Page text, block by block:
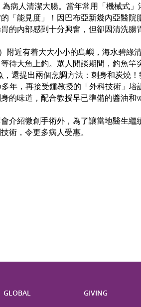
病人清潔大腸。當年常用「機械式
「能見度」！因巴布亞新幾內亞醫
的內部感到十分興奮，但卻因清洗腸
近有着大大小小的島嶼，海水碧綠
待大魚上釣。眾人閒談期間，釣魚
還提出兩個烹調方法：刺身和炭燒
年，再接受鍾教授的「外科技術」
的味道，配合教授早已準備的醬油和
介紹微創手術外，為了讓當地醫生
術，令更多病人受惠。
GLOBAL GIVING